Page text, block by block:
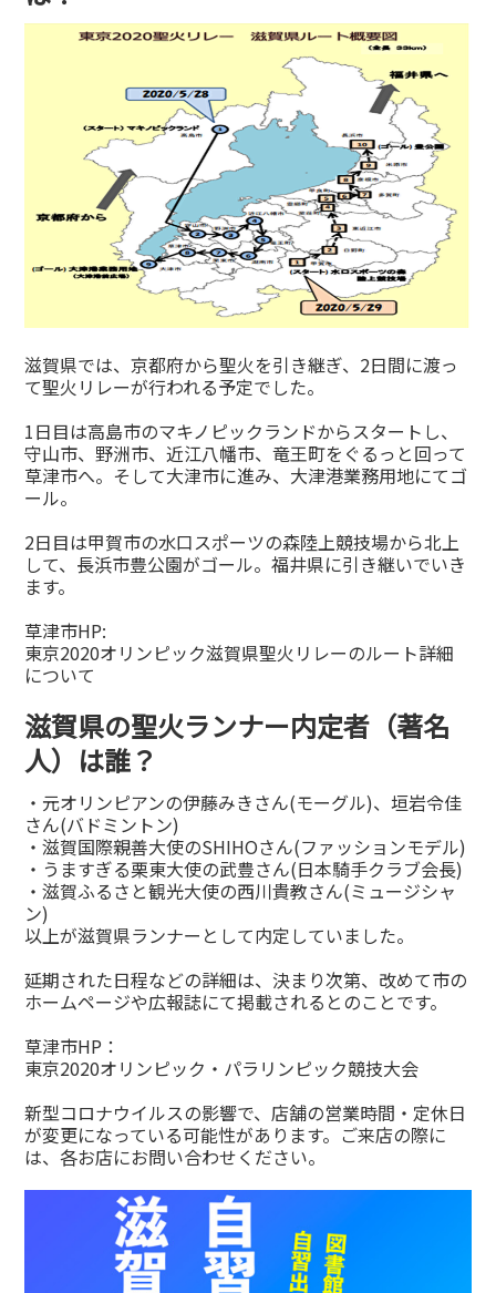
滋賀県では、京都府から聖火を引き継ぎ、2日間に渡っ
て聖火リレーが行われる予定でした。
1日目は高島市のマキノピックランドからスタートし、
守山市、野洲市、近江八幡市、竜王町をぐるっと回って
草津市へ。そして大津市に進み、大津港業務用地にてゴ
ール。
2日目は甲賀市の水口スポーツの森陸上競技場から北上
して、長浜市豊公園がゴール。福井県に引き継いでいき
ます。
草津市HP:
東京2020オリンピック滋賀県聖火リレーのルート詳細
について
滋賀県の聖火ランナー内定者（著名
人）は誰？
・元オリンピアンの伊藤みきさん(モーグル)、垣岩令佳
さん(バドミントン)
・滋賀国際親善大使のSHIHOさん(ファッションモデル)
・うますぎる栗東大使の武豊さん(日本騎手クラブ会長)
・滋賀ふるさと観光大使の西川貴教さん(ミュージシャ
ン)
以上が滋賀県ランナーとして内定していました。
延期された日程などの詳細は、決まり次第、改めて市の
ホームページや広報誌にて掲載されるとのことです。
草津市HP：
東京2020オリンピック・パラリンピック競技大会
新型コロナウイルスの影響で、店舗の営業時間・定休日
が変更になっている可能性があります。ご来店の際に
は、各お店にお問い合わせください。